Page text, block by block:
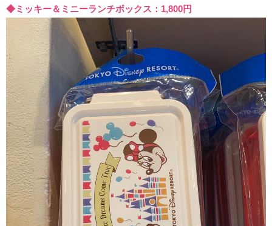
◆ミッキー＆ミニーランチボックス：1,800円